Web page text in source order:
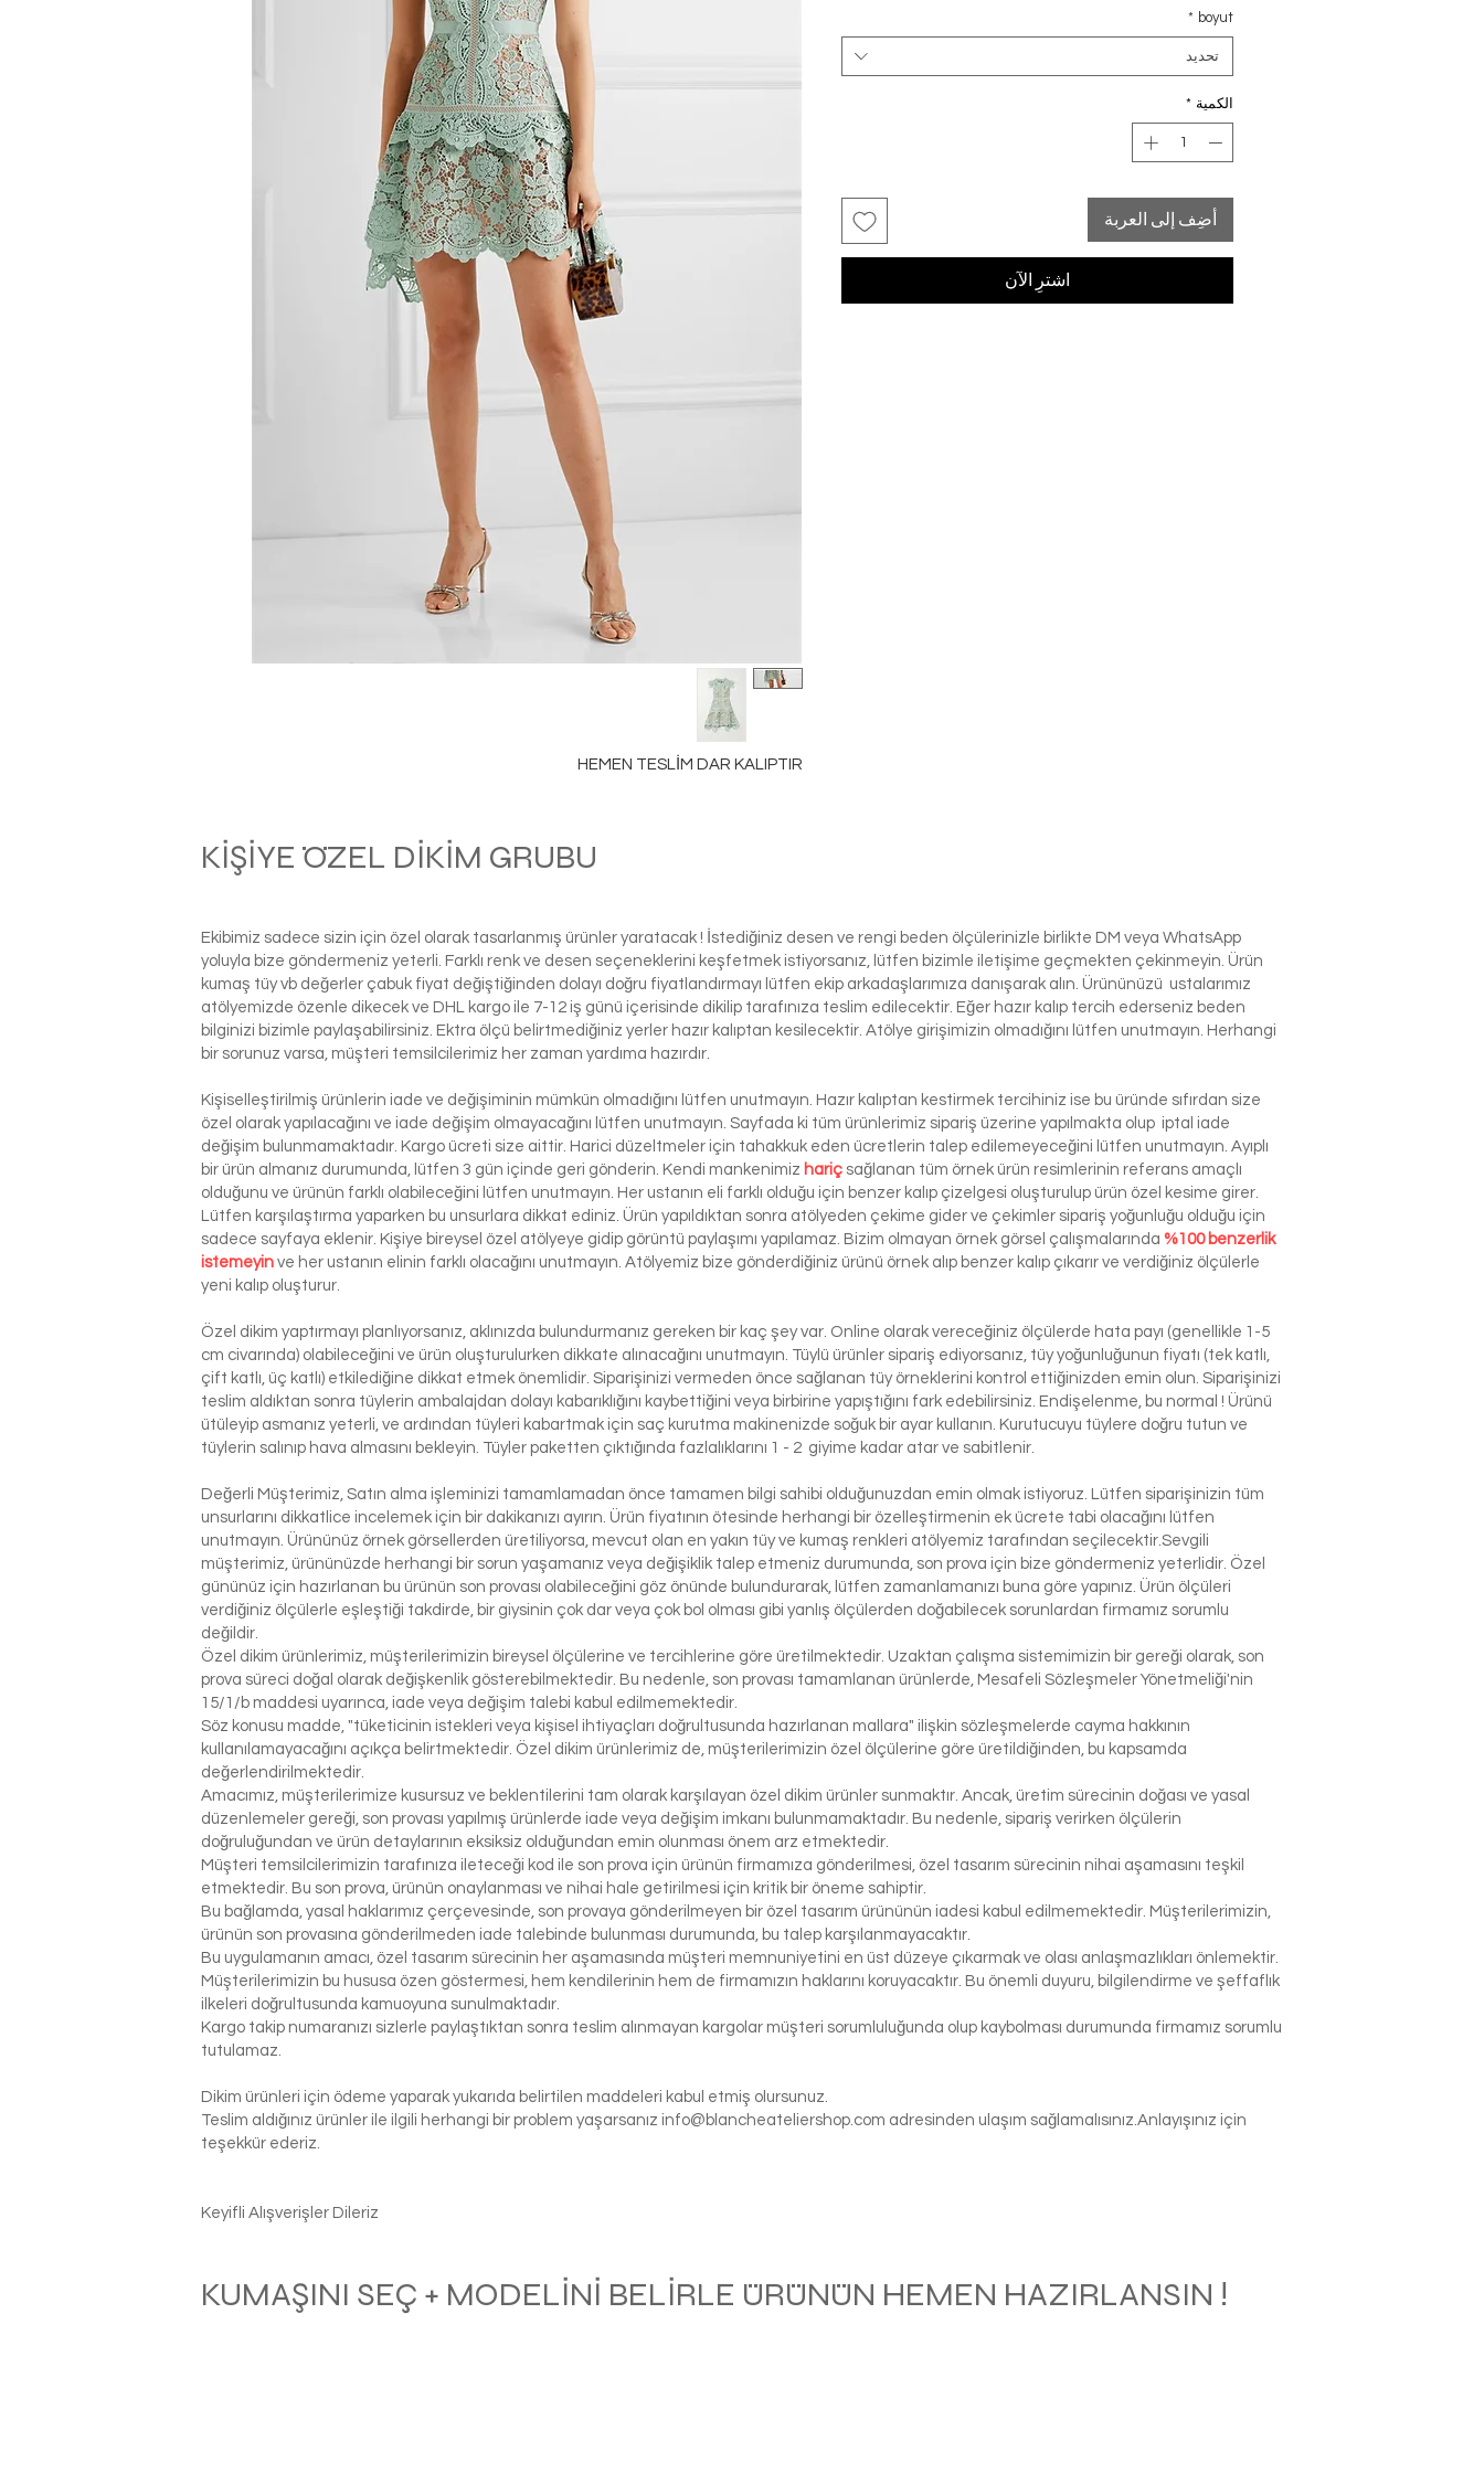
HEMEN TESLİM DAR KALIPTIR
boyut
*
تحديد
الكمية *
أضِف إلى العربة
اشترِ الآن
KİŞİYE ÖZEL DİKİM GRUBU
Ekibimiz sadece sizin için özel olarak tasarlanmış ürünler yaratacak ! İstediğiniz desen ve rengi beden ölçülerinizle birlikte DM veya WhatsApp
yoluyla bize göndermeniz yeterli. Farklı renk ve desen seçeneklerini keşfetmek istiyorsanız, lütfen bizimle iletişime geçmekten çekinmeyin. Ürün
kumaş tüy vb değerler çabuk fiyat değiştiğinden dolayı doğru fiyatlandırmayı lütfen ekip arkadaşlarımıza danışarak alın. Ürününüzü ustalarımız
atölyemizde özenle dikecek ve DHL kargo ile 7-12 iş günü içerisinde dikilip tarafınıza teslim edilecektir. Eğer hazır kalıp tercih ederseniz beden
bilginizi bizimle paylaşabilirsiniz. Ektra ölçü belirtmediğiniz yerler hazır kalıptan kesilecektir. Atölye girişimizin olmadığını lütfen unutmayın. Herhangi
bir sorunuz varsa, müşteri temsilcilerimiz her zaman yardıma hazırdır.
Kişiselleştirilmiş ürünlerin iade ve değişiminin mümkün olmadığını lütfen unutmayın. Hazır kalıptan kestirmek tercihiniz ise bu üründe sıfırdan size
özel olarak yapılacağını ve iade değişim olmayacağını lütfen unutmayın. Sayfada ki tüm ürünlerimiz sipariş üzerine yapılmakta olup iptal iade
değişim bulunmamaktadır. Kargo ücreti size aittir. Harici düzeltmeler için tahakkuk eden ücretlerin talep edilemeyeceğini lütfen unutmayın. Ayıplı
bir ürün almanız durumunda, lütfen 3 gün içinde geri gönderin. Kendi mankenimiz hariç sağlanan tüm örnek ürün resimlerinin referans amaçlı
olduğunu ve ürünün farklı olabileceğini lütfen unutmayın. Her ustanın eli farklı olduğu için benzer kalıp çizelgesi oluşturulup ürün özel kesime girer.
Lütfen karşılaştırma yaparken bu unsurlara dikkat ediniz. Ürün yapıldıktan sonra atölyeden çekime gider ve çekimler sipariş yoğunluğu olduğu için
sadece sayfaya eklenir. Kişiye bireysel özel atölyeye gidip görüntü paylaşımı yapılamaz. Bizim olmayan örnek görsel çalışmalarında %100 benzerlik
istemeyin ve her ustanın elinin farklı olacağını unutmayın. Atölyemiz bize gönderdiğiniz ürünü örnek alıp benzer kalıp çıkarır ve verdiğiniz ölçülerle
yeni kalıp oluşturur.
Özel dikim yaptırmayı planlıyorsanız, aklınızda bulundurmanız gereken bir kaç şey var. Online olarak vereceğiniz ölçülerde hata payı (genellikle 1-5
cm civarında) olabileceğini ve ürün oluşturulurken dikkate alınacağını unutmayın. Tüylü ürünler sipariş ediyorsanız, tüy yoğunluğunun fiyatı (tek katlı,
çift katlı, üç katlı) etkilediğine dikkat etmek önemlidir. Siparişinizi vermeden önce sağlanan tüy örneklerini kontrol ettiğinizden emin olun. Siparişinizi
teslim aldıktan sonra tüylerin ambalajdan dolayı kabarıklığını kaybettiğini veya birbirine yapıştığını fark edebilirsiniz. Endişelenme, bu normal ! Ürünü
ütüleyip asmanız yeterli, ve ardından tüyleri kabartmak için saç kurutma makinenizde soğuk bir ayar kullanın. Kurutucuyu tüylere doğru tutun ve
tüylerin salınıp hava almasını bekleyin. Tüyler paketten çıktığında fazlalıklarını 1 - 2 giyime kadar atar ve sabitlenir.
Değerli Müşterimiz, Satın alma işleminizi tamamlamadan önce tamamen bilgi sahibi olduğunuzdan emin olmak istiyoruz. Lütfen siparişinizin tüm
unsurlarını dikkatlice incelemek için bir dakikanızı ayırın. Ürün fiyatının ötesinde herhangi bir özelleştirmenin ek ücrete tabi olacağını lütfen
unutmayın. Ürününüz örnek görsellerden üretiliyorsa, mevcut olan en yakın tüy ve kumaş renkleri atölyemiz tarafından seçilecektir.Sevgili
müşterimiz, ürününüzde herhangi bir sorun yaşamanız veya değişiklik talep etmeniz durumunda, son prova için bize göndermeniz yeterlidir. Özel
gününüz için hazırlanan bu ürünün son provası olabileceğini göz önünde bulundurarak, lütfen zamanlamanızı buna göre yapınız. Ürün ölçüleri
verdiğiniz ölçülerle eşleştiği takdirde, bir giysinin çok dar veya çok bol olması gibi yanlış ölçülerden doğabilecek sorunlardan firmamız sorumlu
değildir.
Özel dikim ürünlerimiz, müşterilerimizin bireysel ölçülerine ve tercihlerine göre üretilmektedir. Uzaktan çalışma sistemimizin bir gereği olarak, son
prova süreci doğal olarak değişkenlik gösterebilmektedir. Bu nedenle, son provası tamamlanan ürünlerde, Mesafeli Sözleşmeler Yönetmeliği'nin
15/1/b maddesi uyarınca, iade veya değişim talebi kabul edilmemektedir.
Söz konusu madde, "tüketicinin istekleri veya kişisel ihtiyaçları doğrultusunda hazırlanan mallara" ilişkin sözleşmelerde cayma hakkının
kullanılamayacağını açıkça belirtmektedir. Özel dikim ürünlerimiz de, müşterilerimizin özel ölçülerine göre üretildiğinden, bu kapsamda
değerlendirilmektedir.
Amacımız, müşterilerimize kusursuz ve beklentilerini tam olarak karşılayan özel dikim ürünler sunmaktır. Ancak, üretim sürecinin doğası ve yasal
düzenlemeler gereği, son provası yapılmış ürünlerde iade veya değişim imkanı bulunmamaktadır. Bu nedenle, sipariş verirken ölçülerin
doğruluğundan ve ürün detaylarının eksiksiz olduğundan emin olunması önem arz etmektedir.
Müşteri temsilcilerimizin tarafınıza ileteceği kod ile son prova için ürünün firmamıza gönderilmesi, özel tasarım sürecinin nihai aşamasını teşkil
etmektedir. Bu son prova, ürünün onaylanması ve nihai hale getirilmesi için kritik bir öneme sahiptir.
Bu bağlamda, yasal haklarımız çerçevesinde, son provaya gönderilmeyen bir özel tasarım ürününün iadesi kabul edilmemektedir. Müşterilerimizin,
ürünün son provasına gönderilmeden iade talebinde bulunması durumunda, bu talep karşılanmayacaktır.
Bu uygulamanın amacı, özel tasarım sürecinin her aşamasında müşteri memnuniyetini en üst düzeye çıkarmak ve olası anlaşmazlıkları önlemektir.
Müşterilerimizin bu hususa özen göstermesi, hem kendilerinin hem de firmamızın haklarını koruyacaktır. Bu önemli duyuru, bilgilendirme ve şeffaflık
ilkeleri doğrultusunda kamuoyuna sunulmaktadır.
Kargo takip numaranızı sizlerle paylaştıktan sonra teslim alınmayan kargolar müşteri sorumluluğunda olup kaybolması durumunda firmamız sorumlu
tutulamaz.
Dikim ürünleri için ödeme yaparak yukarıda belirtilen maddeleri kabul etmiş olursunuz.
Teslim aldığınız ürünler ile ilgili herhangi bir problem yaşarsanız info@blancheateliershop.com adresinden ulaşım sağlamalısınız.Anlayışınız için
teşekkür ederiz.
Keyifli Alışverişler Dileriz
KUMAŞINI SEÇ + MODELİNİ BELİRLE ÜRÜNÜN HEMEN HAZIRLANSIN !